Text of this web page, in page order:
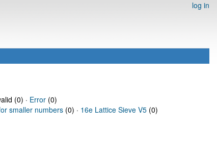
log in
(0) · Error(0)
smaller numbers (0) · 16e Lattice Sieve V5 (0)